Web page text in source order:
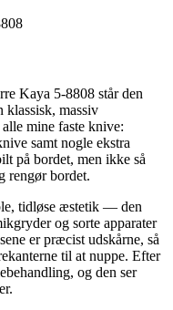
Kaya 5-8808 står den
klassisk, massiv
mine faste knive:
samt nogle ekstra
på bordet, men ikke så
rengør bordet.
tidløse æstetik — den
og sorte apparater
er præcist udskårne, så
til at nuppe. Efter
og den ser